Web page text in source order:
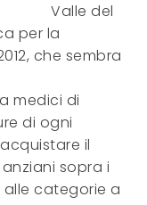
Valle del
per la
che sembra
medici di
di ogni
il
sopra i
categorie a